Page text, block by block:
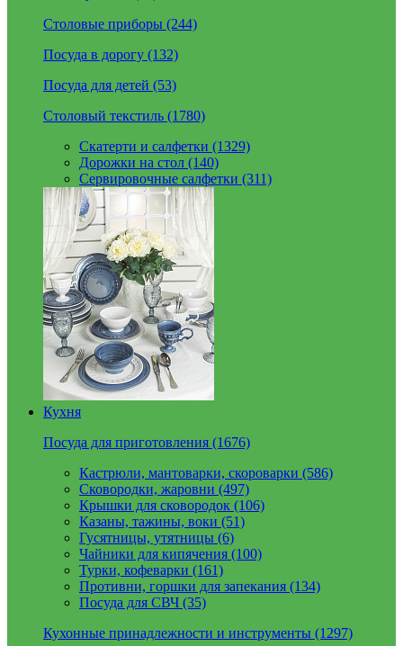
Столовые приборы (244)
Посуда в дорогу (132)
Посуда для детей (53)
Столовый текстиль (1780)
Скатерти и салфетки (1329)
Дорожки на стол (140)
Сервировочные салфетки (311)
Кухня
Посуда для приготовления (1676)
Кастрюли, мантоварки, скороварки (586)
Сковородки, жаровни (497)
Крышки для сковородок (106)
Казаны, тажины, воки (51)
Гусятницы, утятницы (6)
Чайники для кипячения (100)
Турки, кофеварки (161)
Противни, горшки для запекания (134)
Посуда для СВЧ (35)
Кухонные принадлежности и инструменты (1297)